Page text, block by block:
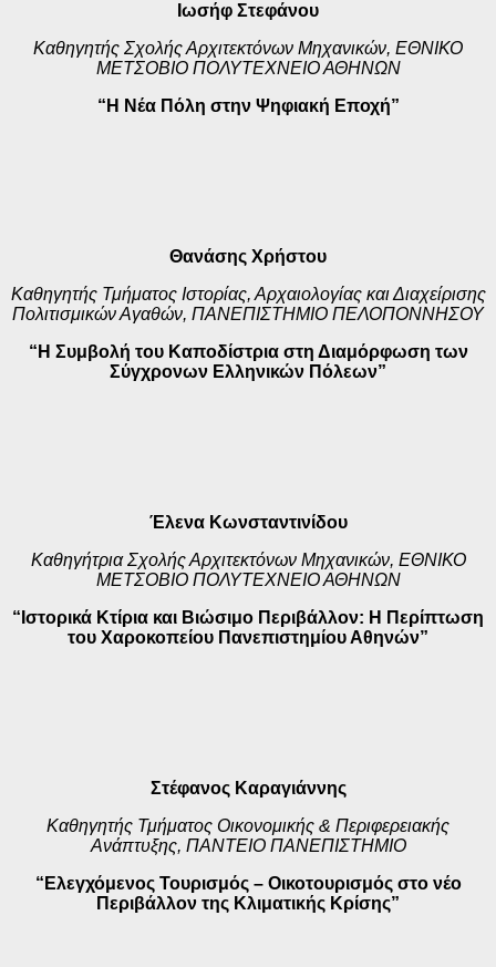
Ιωσήφ Στεφάνου
Καθηγητής Σχολής Αρχιτεκτόνων Μηχανικών, ΕΘΝΙΚΟ
ΜΕΤΣΟΒΙΟ ΠΟΛΥΤΕΧΝΕΙΟ ΑΘΗΝΩΝ
“Η Νέα Πόλη στην Ψηφιακή Εποχή”
Θανάσης Χρήστου
Καθηγητής Τμήματος Ιστορίας, Αρχαιολογίας και Διαχείρισης
Πολιτισμικών Αγαθών, ΠΑΝΕΠΙΣΤΗΜΙΟ ΠΕΛΟΠΟΝΝΗΣΟΥ
“Η Συμβολή του Καποδίστρια στη Διαμόρφωση των
Σύγχρονων Ελληνικών Πόλεων”
Έλενα Κωνσταντινίδου
Καθηγήτρια Σχολής Αρχιτεκτόνων Μηχανικών, ΕΘΝΙΚΟ
ΜΕΤΣΟΒΙΟ ΠΟΛΥΤΕΧΝΕΙΟ ΑΘΗΝΩΝ
“Ιστορικά Κτίρια και Βιώσιμο Περιβάλλον: Η Περίπτωση
του Χαροκοπείου Πανεπιστημίου Αθηνών”
Στέφανος Καραγιάννης
Καθηγητής Τμήματος Οικονομικής & Περιφερειακής
Ανάπτυξης, ΠΑΝΤΕΙΟ ΠΑΝΕΠΙΣΤΗΜΙΟ
“Ελεγχόμενος Τουρισμός – Οικοτουρισμός στο νέο
Περιβάλλον της Κλιματικής Κρίσης”